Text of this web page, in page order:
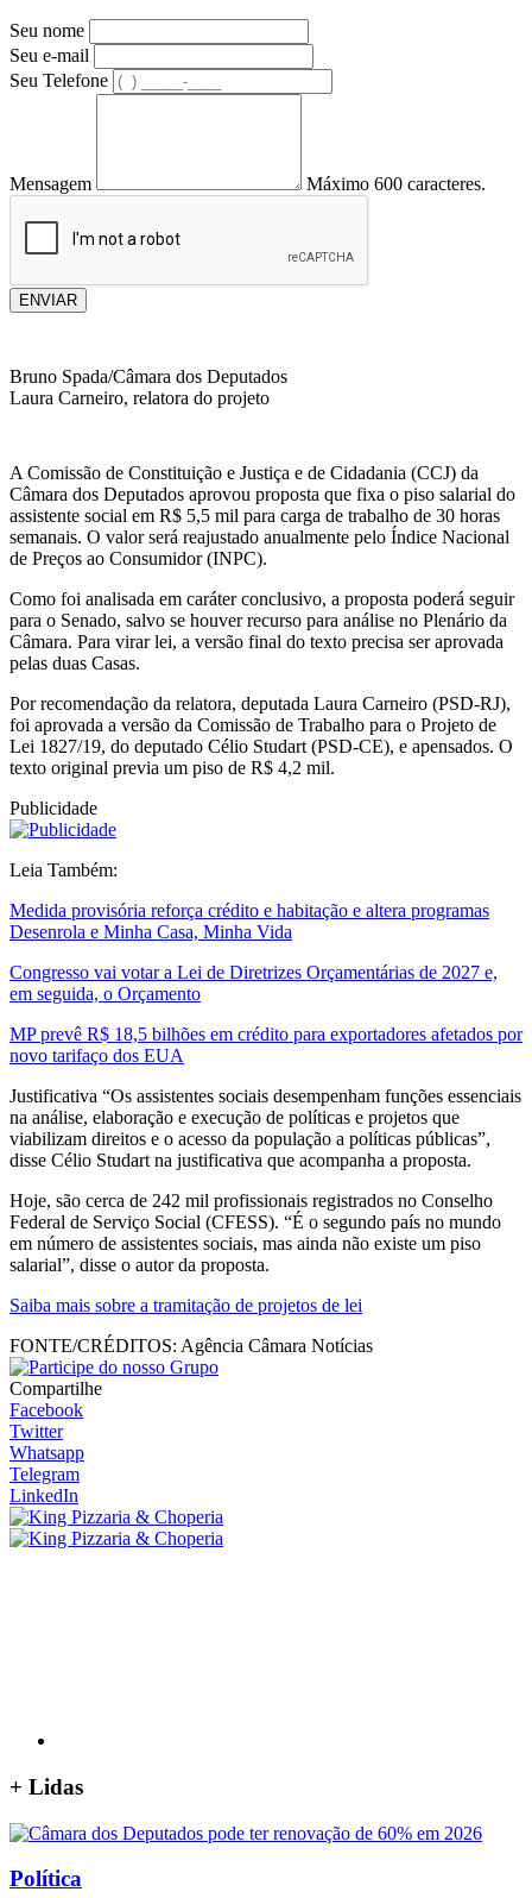
Seu nome
Seu e-mail
Seu Telefone
Mensagem Máximo 600 caracteres.
ENVIAR
Bruno Spada/Câmara dos Deputados
Laura Carneiro, relatora do projeto
A Comissão de Constituição e Justiça e de Cidadania (CCJ) da
Câmara dos Deputados aprovou proposta que fixa o piso salarial do
assistente social em R$ 5,5 mil para carga de trabalho de 30 horas
semanais. O valor será reajustado anualmente pelo Índice Nacional
de Preços ao Consumidor (INPC).
Como foi analisada em caráter conclusivo, a proposta poderá seguir
para o Senado, salvo se houver recurso para análise no Plenário da
Câmara. Para virar lei, a versão final do texto precisa ser aprovada
pelas duas Casas.
Por recomendação da relatora, deputada Laura Carneiro (PSD-RJ),
foi aprovada a versão da Comissão de Trabalho para o Projeto de
Lei 1827/19, do deputado Célio Studart (PSD-CE), e apensados. O
texto original previa um piso de R$ 4,2 mil.
Publicidade
Leia Também:
Medida provisória reforça crédito e habitação e altera programas
Desenrola e Minha Casa, Minha Vida
Congresso vai votar a Lei de Diretrizes Orçamentárias de 2027 e,
em seguida, o Orçamento
MP prevê R$ 18,5 bilhões em crédito para exportadores afetados por
novo tarifaço dos EUA
Justificativa “Os assistentes sociais desempenham funções essenciais
na análise, elaboração e execução de políticas e projetos que
viabilizam direitos e o acesso da população a políticas públicas”,
disse Célio Studart na justificativa que acompanha a proposta.
Hoje, são cerca de 242 mil profissionais registrados no Conselho
Federal de Serviço Social (CFESS). “É o segundo país no mundo
em número de assistentes sociais, mas ainda não existe um piso
salarial”, disse o autor da proposta.
Saiba mais sobre a tramitação de projetos de lei
FONTE/CRÉDITOS: Agência Câmara Notícias
Compartilhe
Facebook
Twitter
Whatsapp
Telegram
LinkedIn
+ Lidas
Política